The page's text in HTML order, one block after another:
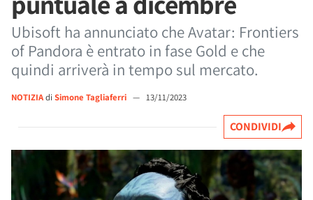
Ubisoft ha annunciato che Avatar: Frontiers
of Pandora è entrato in fase Gold e che
quindi arriverà in tempo sul mercato.
NOTIZIAdi Simone Tagliaferri — 13/11/2023
CONDIVIDI